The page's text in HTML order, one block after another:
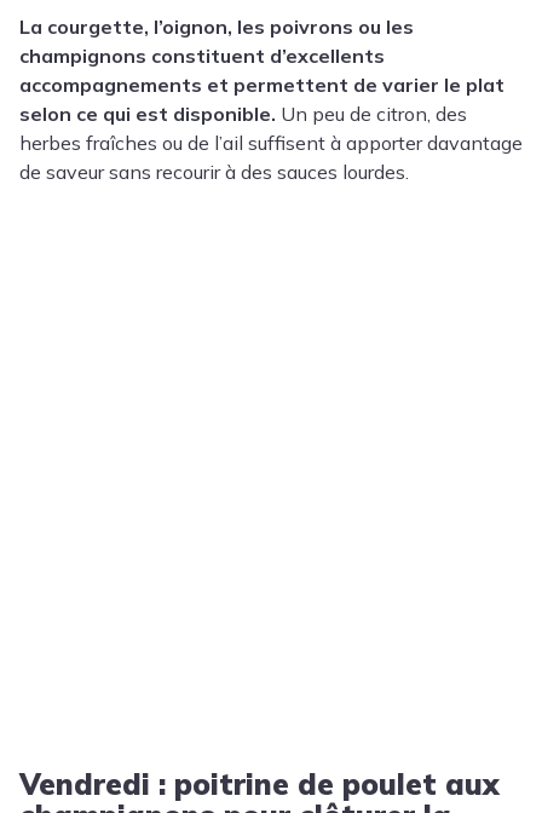
La courgette, l’oignon, les poivrons ou les
champignons constituent d’excellents
accompagnements et permettent de varier le plat
selon ce qui est disponible. Un peu de citron, des
herbes fraîches ou de l’ail suffisent à apporter davantage
de saveur sans recourir à des sauces lourdes.
Vendredi : poitrine de poulet aux